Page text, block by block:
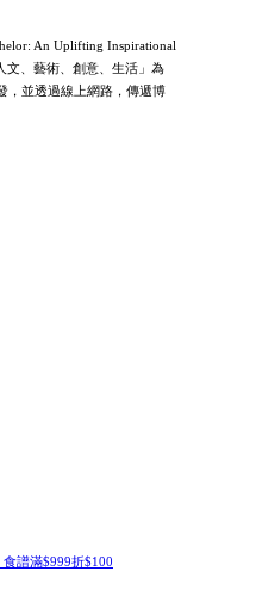
An Uplifting Inspirational
文、藝術、創意、生活」為
，並透過線上網路，傳遞博
譜滿$999折$100